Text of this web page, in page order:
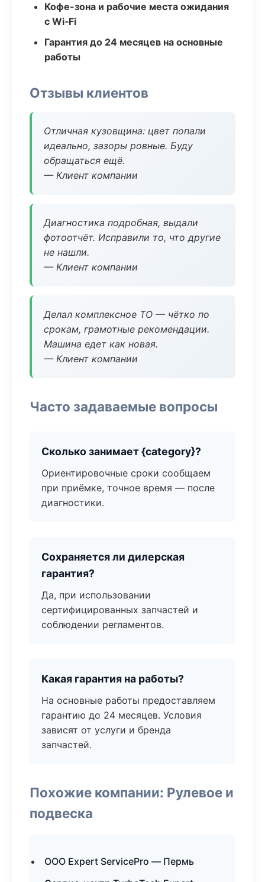
Кофе-зона и рабочие места ожидания
с Wi‑Fi
Гарантия до 24 месяцев на основные
работы
Отзывы клиентов
Отличная кузовщина: цвет попали
идеально, зазоры ровные. Буду
обращаться ещё.
— Клиент компании
Диагностика подробная, выдали
фотоотчёт. Исправили то, что другие
не нашли.
— Клиент компании
Делал комплексное ТО — чётко по
срокам, грамотные рекомендации.
Машина едет как новая.
— Клиент компании
Часто задаваемые вопросы
Сколько занимает {category}?
Ориентировочные сроки сообщаем
при приёмке, точное время — после
диагностики.
Сохраняется ли дилерская
гарантия?
Да, при использовании
сертифицированных запчастей и
соблюдении регламентов.
Какая гарантия на работы?
На основные работы предоставляем
гарантию до 24 месяцев. Условия
зависят от услуги и бренда
запчастей.
Похожие компании: Рулевое и
подвеска
ООО Expert ServicePro — Пермь